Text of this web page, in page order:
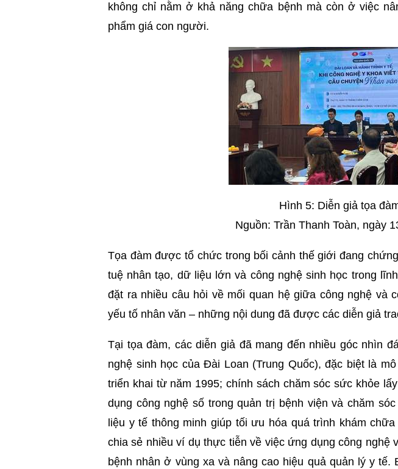
không chỉ nằm ở khả năng chữa bệnh mà còn ở việc
phẩm giá con người.
Hình 5: Diễn giả tọa
Nguồn: Trần Thanh Toàn, ngày
Tọa đàm được tổ chức trong bối cảnh thế giới đang
tuệ nhân tạo, dữ liệu lớn và công nghệ sinh học trong
đặt ra nhiều câu hỏi về mối quan hệ giữa công nghệ và
yếu tố nhân văn – những nội dung đã được các diễn giả
Tại tọa đàm, các diễn giả đã mang đến nhiều góc nhìn
nghệ sinh học của Đài Loan (Trung Quốc), đặc biệt là
triển khai từ năm 1995; chính sách chăm sóc sức khỏe
dụng công nghệ số trong quản trị bệnh viện và chăm
liệu y tế thông minh giúp tối ưu hóa quá trình khám
chia sẻ nhiều ví dụ thực tiễn về việc ứng dụng công nghệ
bệnh nhân ở vùng xa và nâng cao hiệu quả quản lý y